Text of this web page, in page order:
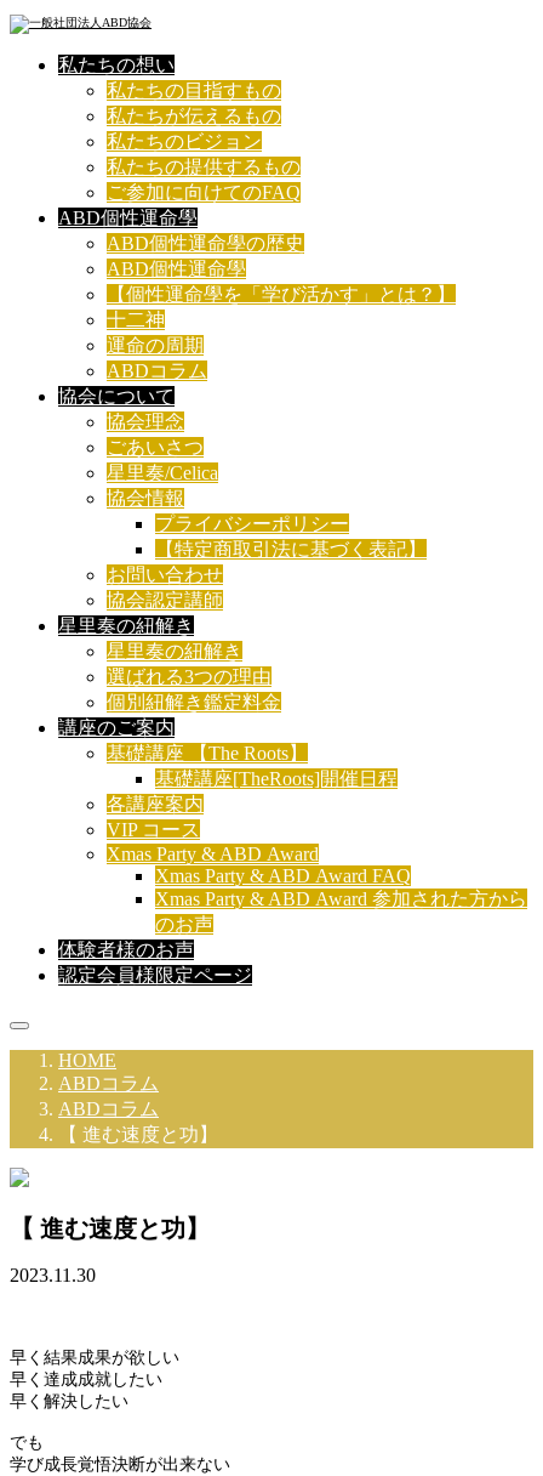
私たちの想い
私たちの目指すもの
私たちが伝えるもの
私たちのビジョン
私たちの提供するもの
ご参加に向けてのFAQ
ABD個性運命學
ABD個性運命學の歴史
ABD個性運命學
【個性運命學を「学び活かす」とは？】
十二神
運命の周期
ABDコラム
協会について
協会理念
ごあいさつ
星里奏/Celica
協会情報
プライバシーポリシー
【特定商取引法に基づく表記】
お問い合わせ
協会認定講師
星里奏の紐解き
星里奏の紐解き
選ばれる3つの理由
個別紐解き鑑定料金
講座のご案内
基礎講座 【The Roots】
基礎講座[TheRoots]開催日程
各講座案内
VIP コース
Xmas Party & ABD Award
Xmas Party & ABD Award FAQ
Xmas Party & ABD Award 参加された方から
のお声
体験者様のお声
認定会員様限定ページ
HOME
ABDコラム
ABDコラム
【 進む速度と功】
【 進む速度と功】
2023.11.30
早く結果成果が欲しい
早く達成成就したい
早く解決したい
でも
学び成長覚悟決断が出来ない